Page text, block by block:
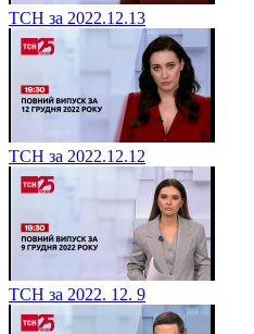
ТСН за 2022.12.13
ТСН за 2022.12.12
ТСН за 2022. 12. 9